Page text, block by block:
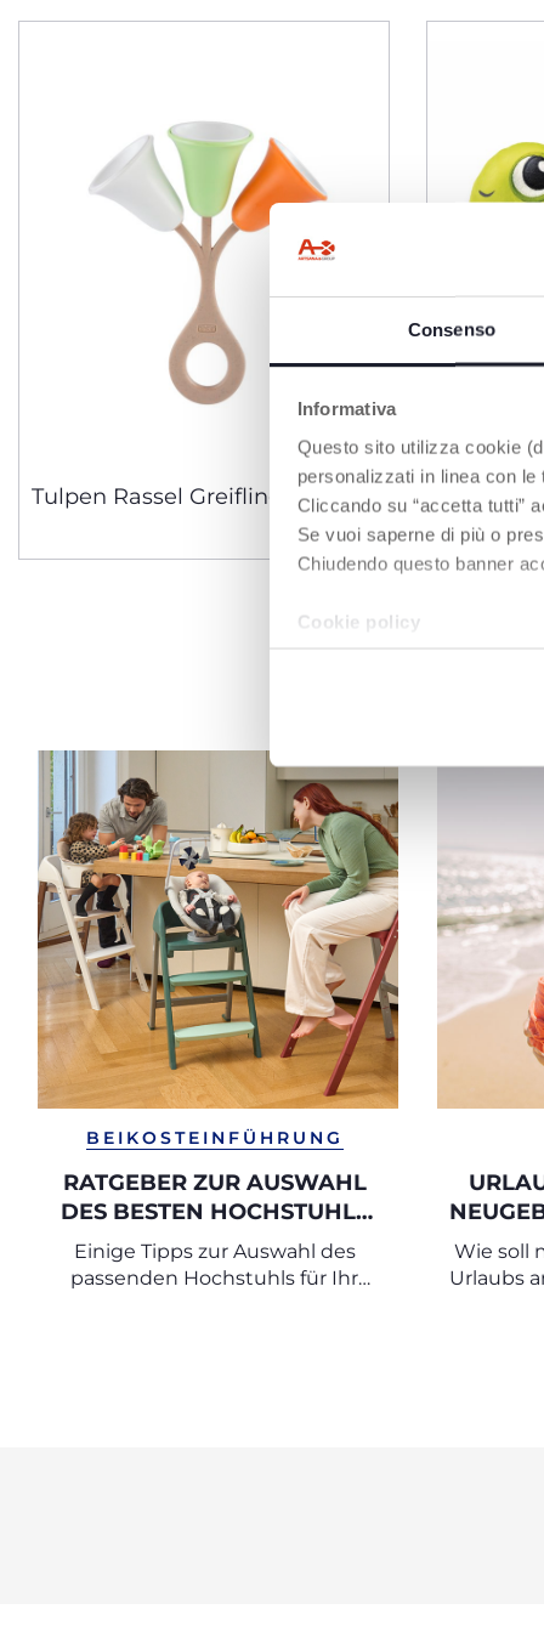
Consenso
Informativa
Questo sito utilizza cookie
personalizzati in linea con
Cliccando su “accetta tutti”
Se vuoi saperne di più o
Chiudendo questo banner
Cookie policy
Tulpen Rassel Greifling Baby
Molly
BEIKOSTEINFÜHRUNG
RATGEBER ZUR AUSWAHL
DES BESTEN HOCHSTUHLS
FÜR MAHLZEITEN
Einige Tipps zur Auswahl des
passenden Hochstuhls für Ihr
EINEN
Wie soll
Urlaubs